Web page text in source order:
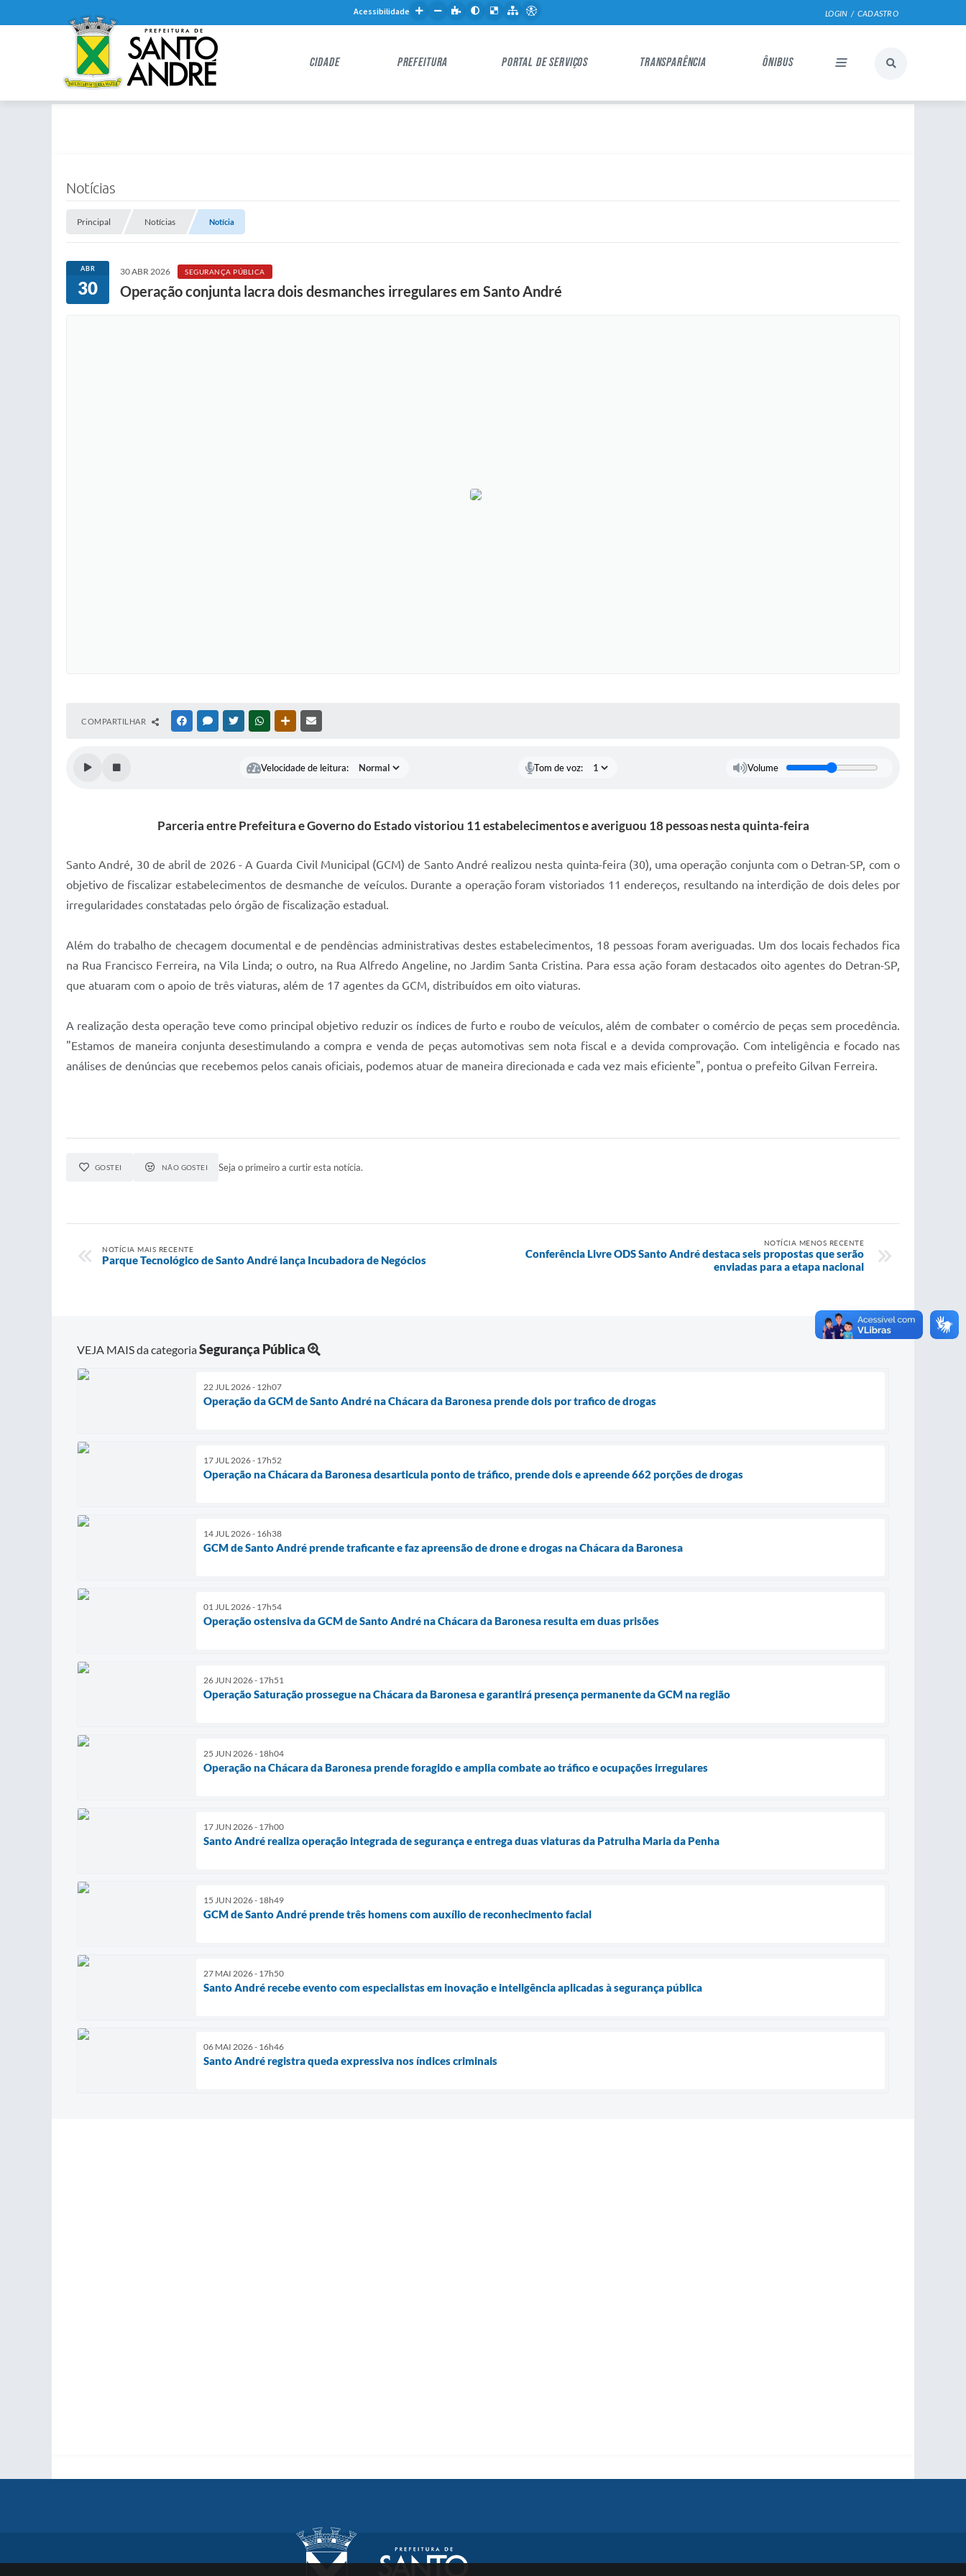
LOGIN / CADASTRO
Acessibilidade
CIDADE PREFEITURA PORTAL DE SERVIÇOS TRANSPARÊNCIA ÔNIBUS
Notícias
Principal Notícias Notícia
ABR
30
30 ABR 2026 SEGURANÇA PÚBLICA
Operação conjunta lacra dois desmanches irregulares em Santo André
COMPARTILHAR FACEBOOKMESSENGER
TWITTERWHATSAPPOUTRAS MÍDIAS
Velocidade de leitura: Tom de voz: Volume
Parceria entre Prefeitura e Governo do Estado vistoriou 11 estabelecimentos e averiguou 18 pessoas nesta quinta-feira
Santo André, 30 de abril de 2026 - A Guarda Civil Municipal (GCM) de Santo André realizou nesta quinta-feira (30), uma operação conjunta com o Detran-SP, com o
objetivo de fiscalizar estabelecimentos de desmanche de veículos. Durante a operação foram vistoriados 11 endereços, resultando na interdição de dois deles por
irregularidades constatadas pelo órgão de fiscalização estadual.
Além do trabalho de checagem documental e de pendências administrativas destes estabelecimentos, 18 pessoas foram averiguadas. Um dos locais fechados fica
na Rua Francisco Ferreira, na Vila Linda; o outro, na Rua Alfredo Angeline, no Jardim Santa Cristina. Para essa ação foram destacados oito agentes do Detran-SP,
que atuaram com o apoio de três viaturas, além de 17 agentes da GCM, distribuídos em oito viaturas.
A realização desta operação teve como principal objetivo reduzir os índices de furto e roubo de veículos, além de combater o comércio de peças sem procedência.
"Estamos de maneira conjunta desestimulando a compra e venda de peças automotivas sem nota fiscal e a devida comprovação. Com inteligência e focado nas
análises de denúncias que recebemos pelos canais oficiais, podemos atuar de maneira direcionada e cada vez mais eficiente", pontua o prefeito Gilvan Ferreira.
GOSTEI NÃO GOSTEI Seja o primeiro a curtir esta notícia.
NOTÍCIA MAIS RECENTE
Parque Tecnológico de Santo André lança Incubadora de Negócios
NOTÍCIA MENOS RECENTE
Conferência Livre ODS Santo André destaca seis propostas que serão
enviadas para a etapa nacional
VEJA MAIS da categoriaSegurança Pública
22 JUL 2026 - 12h07
Operação da GCM de Santo André na Chácara da Baronesa prende dois por trafico de drogas
17 JUL 2026 - 17h52
Operação na Chácara da Baronesa desarticula ponto de tráfico, prende dois e apreende 662 porções de drogas
14 JUL 2026 - 16h38
GCM de Santo André prende traficante e faz apreensão de drone e drogas na Chácara da Baronesa
01 JUL 2026 - 17h54
Operação ostensiva da GCM de Santo André na Chácara da Baronesa resulta em duas prisões
26 JUN 2026 - 17h51
Operação Saturação prossegue na Chácara da Baronesa e garantirá presença permanente da GCM na região
25 JUN 2026 - 18h04
Operação na Chácara da Baronesa prende foragido e amplia combate ao tráfico e ocupações irregulares
17 JUN 2026 - 17h00
Santo André realiza operação integrada de segurança e entrega duas viaturas da Patrulha Maria da Penha
15 JUN 2026 - 18h49
GCM de Santo André prende três homens com auxílio de reconhecimento facial
27 MAI 2026 - 17h50
Santo André recebe evento com especialistas em inovação e inteligência aplicadas à segurança pública
06 MAI 2026 - 16h46
Santo André registra queda expressiva nos índices criminais